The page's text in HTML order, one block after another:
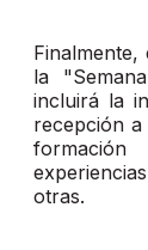
la
incluirá la
recepción a
otras.